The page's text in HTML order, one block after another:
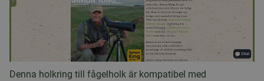
Denna holkring till fågelholk är kompatibel med